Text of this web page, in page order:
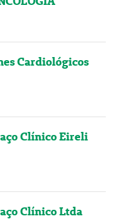
Cardiológicos
Clínico Eireli
Clínico Ltda